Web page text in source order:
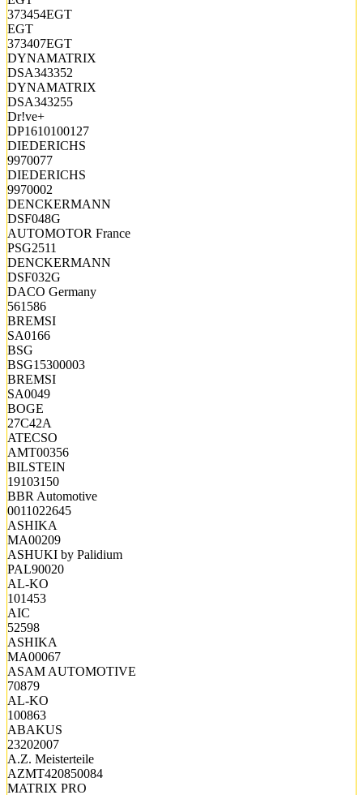
373454EGT
EGT
373407EGT
DYNAMATRIX
DSA343352
DYNAMATRIX
DSA343255
Dr!ve+
DP1610100127
DIEDERICHS
9970077
DIEDERICHS
9970002
DENCKERMANN
DSF048G
AUTOMOTOR France
PSG2511
DENCKERMANN
DSF032G
DACO Germany
561586
BREMSI
SA0166
BSG
BSG15300003
BREMSI
SA0049
BOGE
27C42A
ATECSO
AMT00356
BILSTEIN
19103150
BBR Automotive
0011022645
ASHIKA
MA00209
ASHUKI by Palidium
PAL90020
AL-KO
101453
AIC
52598
ASHIKA
MA00067
ASAM AUTOMOTIVE
70879
AL-KO
100863
ABAKUS
23202007
A.Z. Meisterteile
AZMT420850084
MATRIX PRO